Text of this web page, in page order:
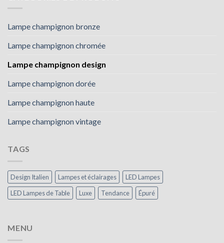
Lampe champignon bronze
Lampe champignon chromée
Lampe champignon design
Lampe champignon dorée
Lampe champignon haute
Lampe champignon vintage
TAGS
Design Italien Lampes et éclairages
LED Lampes
LED Lampes de Table
Luxe Tendance Épuré
MENU